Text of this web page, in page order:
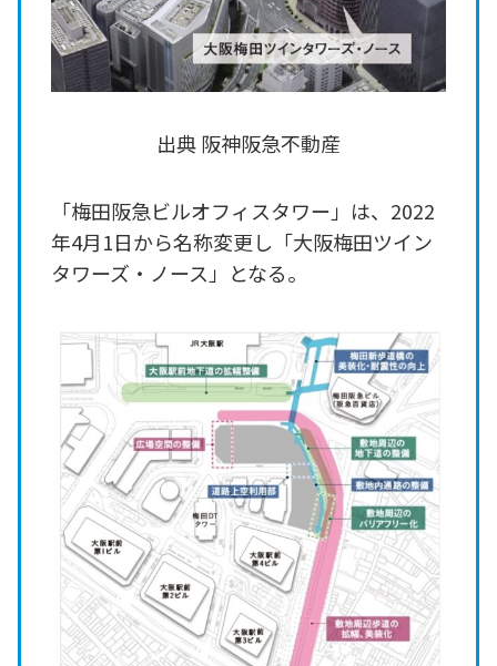
出典 阪神阪急不動産
「梅田阪急ビルオフィスタワー」は、2022
年4月1日から名称変更し「大阪梅田ツイン
タワーズ・ノース」となる。